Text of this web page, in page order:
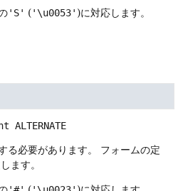
'S' ('\u0053' )に対応します。
ALTERNATE
る必要があります。
フォームの定
ます。